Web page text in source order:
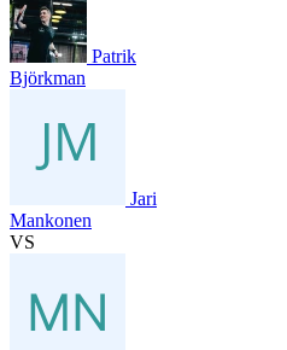
Patrik
Björkman
Jari
Mankonen
VS